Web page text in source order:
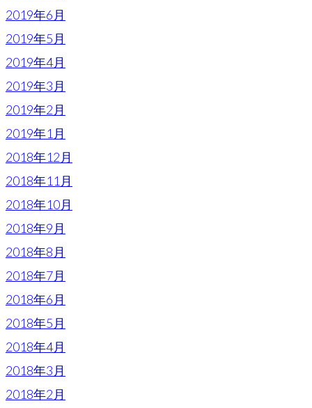
2019年6月
2019年5月
2019年4月
2019年3月
2019年2月
2019年1月
2018年12月
2018年11月
2018年10月
2018年9月
2018年8月
2018年7月
2018年6月
2018年5月
2018年4月
2018年3月
2018年2月